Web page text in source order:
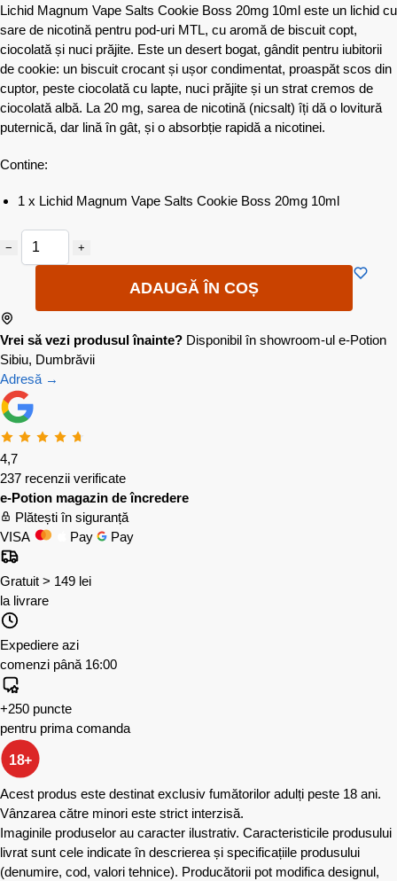
Lichid Magnum Vape Salts Cookie Boss 20mg 10ml este un lichid cu
sare de nicotină pentru pod-uri MTL, cu aromă de biscuit copt,
ciocolată și nuci prăjite. Este un desert bogat, gândit pentru iubitorii
de cookie: un biscuit crocant și ușor condimentat, proaspăt scos din
cuptor, peste ciocolată cu lapte, nuci prăjite și un strat cremos de
ciocolată albă. La 20 mg, sarea de nicotină (nicsalt) îți dă o lovitură
puternică, dar lină în gât, și o absorbție rapidă a nicotinei.
Contine:
1 x Lichid Magnum Vape Salts Cookie Boss 20mg 10ml
− +
ADAUGĂ ÎN COȘ
Vrei să vezi produsul înainte? Disponibil în showroom-ul e-Potion
Sibiu, Dumbrăvii
Adresă →
4,7
237 recenzii verificate
e-Potion magazin de încredere
Plătești în siguranță
VISA
Pay Pay
Gratuit > 149 lei
la livrare
Expediere azi
comenzi până 16:00
+250 puncte
pentru prima comanda
18+
Acest produs este destinat exclusiv fumătorilor adulți peste 18 ani.
Vânzarea către minori este strict interzisă.
Imaginile produselor au caracter ilustrativ. Caracteristicile produsului
livrat sunt cele indicate în descrierea și specificațiile produsului
(denumire, cod, valori tehnice). Producătorii pot modifica designul,